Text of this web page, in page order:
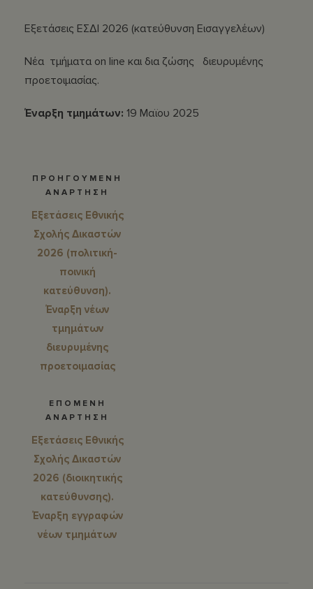
Εξετάσεις ΕΣΔΙ 2026 (κατεύθυνση Εισαγγελέων)
Νέα τμήματα on line και δια ζώσης διευρυμένης
προετοιμασίας.
Έναρξη τμημάτων: 19 Μαϊου 2025
ΠΡΟΗΓΟΥΜΕΝΗ
ΑΝΑΡΤΗΣΗ
Eξετάσεις Εθνικής
Σχολής Δικαστών
2026 (πολιτική-
ποινική
κατεύθυνση).
Έναρξη νέων
τμημάτων
διευρυμένης
προετοιμασίας
ΕΠΟΜΕΝΗ
ΑΝΑΡΤΗΣΗ
Εξετάσεις Εθνικής
Σχολής Δικαστών
2026 (διοικητικής
κατεύθυνσης).
Έναρξη εγγραφών
νέων τμημάτων